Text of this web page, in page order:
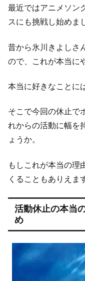
最近ではアニメソン
スにも挑戦し始めま
昔から氷川きよしさ
ので、これが本当に
本当に好きなことに
そこで今回の休止で
れからの活動に幅を
ょうか。
もしこれが本当の理
くることもありえま
活動休止の本当
め